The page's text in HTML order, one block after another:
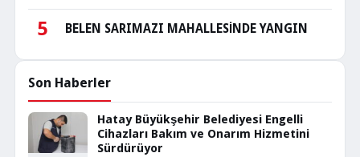
5 BELEN SARIMAZI MAHALLESİNDE YANGIN
Son Haberler
Hatay Büyükşehir Belediyesi Engelli
Cihazları Bakım ve Onarım Hizmetini
Sürdürüyor